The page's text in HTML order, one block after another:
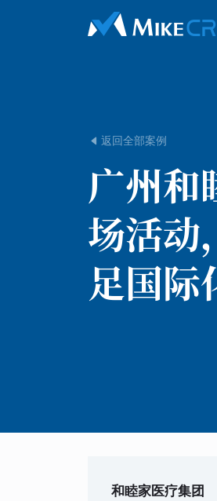
 返回全部案例
广州和
场活动
足国际
和睦家医疗集团